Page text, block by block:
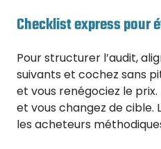
Checklist express pour
Pour structurer l’audit,
suivants et cochez sans
et vous renégociez le prix.
et vous changez de
les acheteurs